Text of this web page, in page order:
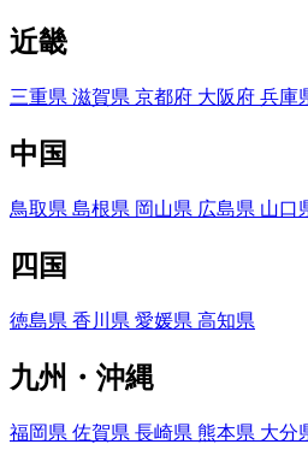
近畿
三重県 滋賀県 京都府 大阪府 兵庫
中国
鳥取県 島根県 岡山県 広島県 山口
四国
徳島県 香川県 愛媛県 高知県
九州・沖縄
福岡県 佐賀県 長崎県 熊本県 大分